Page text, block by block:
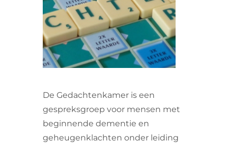
CONTACT
De Gedachtenkamer is een
gespreksgroep voor mensen met
beginnende dementie en
geheugenklachten onder leiding